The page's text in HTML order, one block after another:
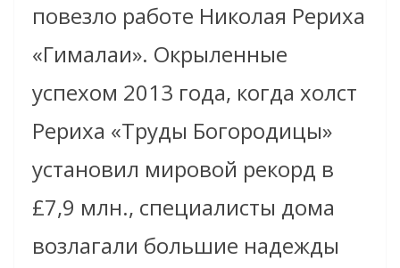
повезло работе Николая Рериха
«Гималаи». Окрыленные
успехом 2013 года, когда холст
Рериха «Труды Богородицы»
установил мировой рекорд в
£7,9 млн., специалисты дома
возлагали большие надежды